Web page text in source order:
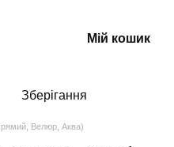
Мій кошик
Зберігання
Велюр, Аква)